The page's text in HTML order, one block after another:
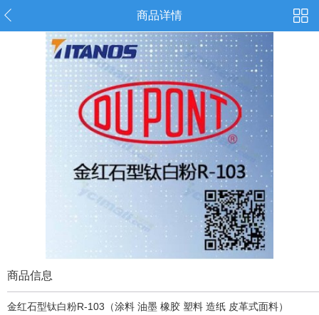
商品详情
商品信息
金红石型钛白粉R-103（涂料 油墨 橡胶 塑料 造纸 皮革式面料）